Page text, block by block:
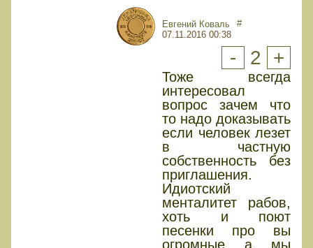
Евгений Коваль
07.11.2016 00:38
#
- 2 +
Тоже всегда
интересовал
вопрос зачем что
то надо доказывать
если человек лезет
в частную
собственность без
приглашения.
Идиотский
менталитет рабов,
хоть и поют
песенки про вы
огромные а мы